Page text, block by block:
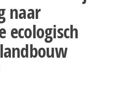
naar
ecologisch